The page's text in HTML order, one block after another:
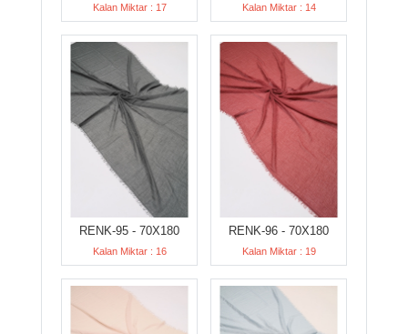
Kalan Miktar : 17 Kalan Miktar : 14
RENK-95 - 70X180
Kalan Miktar : 16
RENK-96 - 70X180
Kalan Miktar : 19